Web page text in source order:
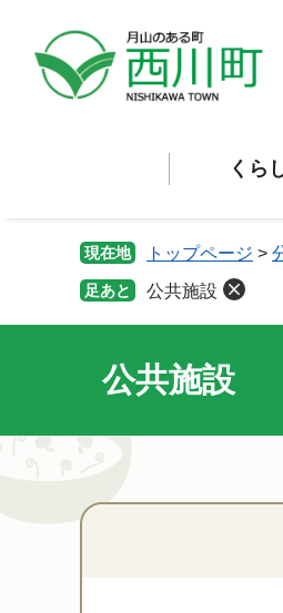
くら
現在地 トップページ >
足あと 公共施設
公共施設
本